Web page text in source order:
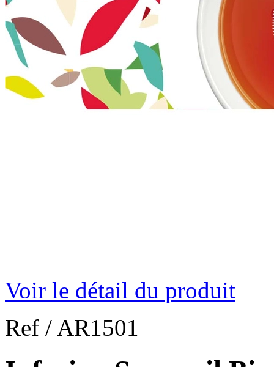
Voir le détail du produit
Ref / AR1501